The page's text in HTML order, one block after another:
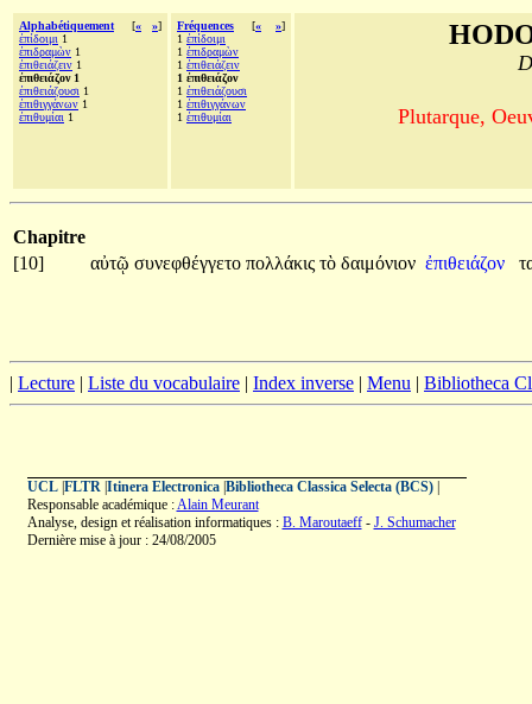
Alphabétiquement [« »]
ἐπίδοιμι 1
ἐπιδραμὼν 1
ἐπιθειάζειν 1
ἐπιθειάζον 1
ἐπιθειάζουσι 1
ἐπιθιγγάνων 1
ἐπιθυμίαι 1
Fréquences [« »]
1 ἐπίδοιμι
1 ἐπιδραμὼν
1 ἐπιθειάζειν
1 ἐπιθειάζον
1 ἐπιθειάζουσι
1 ἐπιθιγγάνων
1 ἐπιθυμίαι Plutarque,
Chapitre
[10]
αὐτῷ συνεφθέγγετο πολλάκις τὸ δαιμόνιον ἐπιθειάζον
| Lecture | Liste du vocabulaire | Index inverse | Menu | Bibliotheca
UCL| FLTR| Itinera Electronica| Bibliotheca Classica Selecta (BCS)|
Responsable académique :Alain Meurant
Analyse, design et réalisation informatiques : B. Maroutaeff- J. Schumacher
Dernière mise à jour : 24/08/2005